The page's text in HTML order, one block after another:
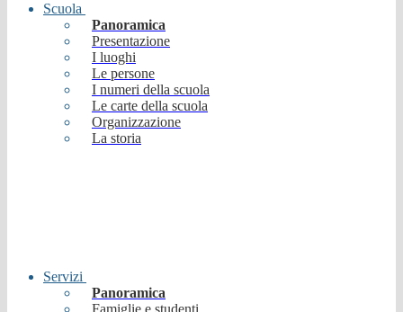
Scuola
Panoramica
Presentazione
I luoghi
Le persone
I numeri della scuola
Le carte della scuola
Organizzazione
La storia
Servizi
Panoramica